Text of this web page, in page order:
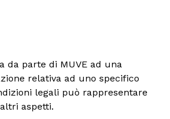
da parte di MUVE ad una
relativa ad uno specifico
legali può rappresentare
aspetti.